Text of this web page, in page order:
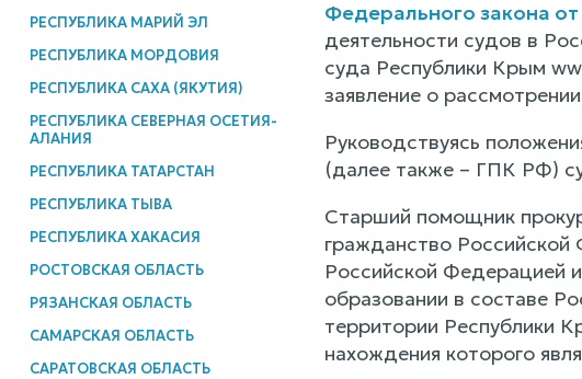
РЕСПУБЛИКА МАРИЙ ЭЛ
РЕСПУБЛИКА МОРДОВИЯ
РЕСПУБЛИКА САХА (ЯКУТИЯ)
РЕСПУБЛИКА СЕВЕРНАЯ ОСЕТИЯ-
АЛАНИЯ
РЕСПУБЛИКА ТАТАРСТАН
РЕСПУБЛИКА ТЫВА
РЕСПУБЛИКА ХАКАСИЯ
РОСТОВСКАЯ ОБЛАСТЬ
РЯЗАНСКАЯ ОБЛАСТЬ
САМАРСКАЯ ОБЛАСТЬ
САРАТОВСКАЯ ОБЛАСТЬ
Федерального закона
деятельности судов в
суда Республики Крым
заявление о
Руководствуясь
(далее также – ГПК РФ)
Старший помощник
гражданство
Российской Федерацией
образовании в составе
территории Республики
нахождения которого